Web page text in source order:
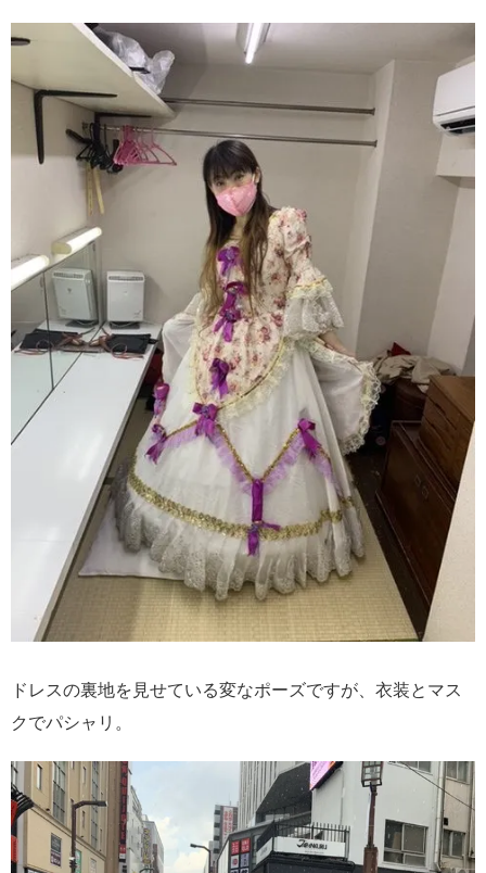
ドレスの裏地を見せている変なポーズですが、衣装とマス
クでパシャリ。